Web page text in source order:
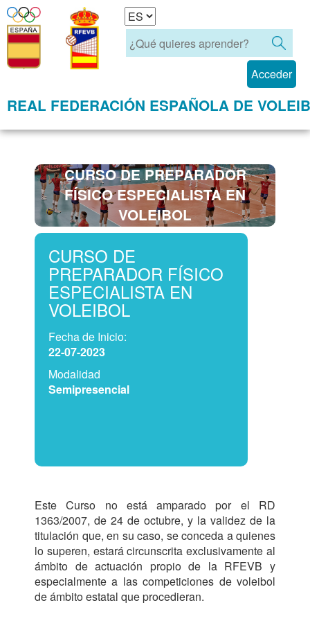
Acceder
REAL FEDERACIÓN ESPAÑOLA DE
CURSO DE PREPARADOR
FÍSICO ESPECIALISTA EN
VOLEIBOL
CURSO DE
PREPARADOR FÍSICO
ESPECIALISTA EN
VOLEIBOL
Fecha de Inicio:
22-07-2023
Modalidad
Semipresencial
Este Curso no está amparado por el RD
1363/2007, de 24 de octubre, y la validez de la
titulación que, en su caso, se conceda a quienes
lo superen, estará circunscrita exclusivamente al
ámbito de actuación propio de la RFEVB y
especialmente a las competiciones de voleibol